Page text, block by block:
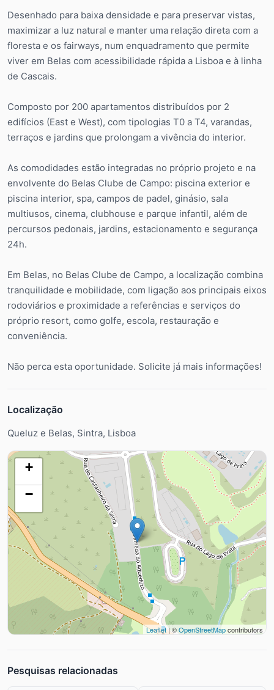
Desenhado para baixa densidade e para preservar vistas,
maximizar a luz natural e manter uma relação direta com a
floresta e os fairways, num enquadramento que permite
viver em Belas com acessibilidade rápida a Lisboa e à linha
de Cascais.
Composto por 200 apartamentos distribuídos por 2
edifícios (East e West), com tipologias T0 a T4, varandas,
terraços e jardins que prolongam a vivência do interior.
As comodidades estão integradas no próprio projeto e na
envolvente do Belas Clube de Campo: piscina exterior e
piscina interior, spa, campos de padel, ginásio, sala
multiusos, cinema, clubhouse e parque infantil, além de
percursos pedonais, jardins, estacionamento e segurança
24h.
Em Belas, no Belas Clube de Campo, a localização combina
tranquilidade e mobilidade, com ligação aos principais eixos
rodoviários e proximidade a referências e serviços do
próprio resort, como golfe, escola, restauração e
conveniência.
Não perca esta oportunidade. Solicite já mais informações!
Localização
Queluz e Belas, Sintra, Lisboa
+
−
Leaflet| ©OpenStreetMapcontributors
Pesquisas relacionadas